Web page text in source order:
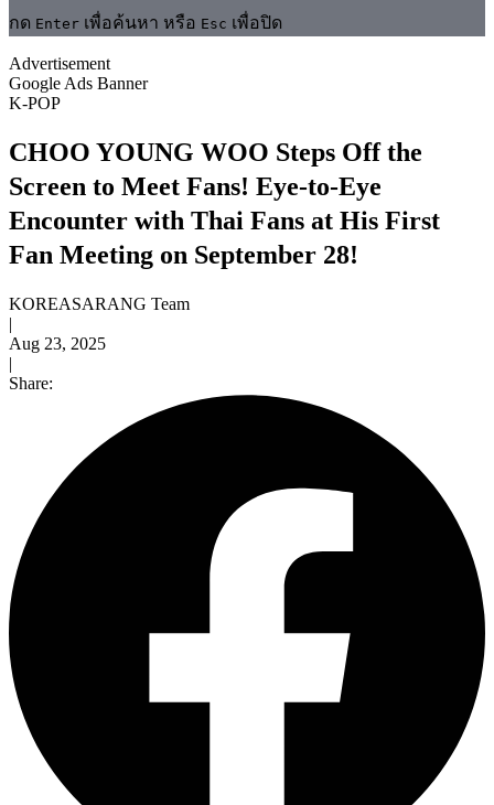
กด Enter เพื่อค้นหา หรือ Esc เพื่อปิด
Advertisement
Google Ads Banner
K-POP
CHOO YOUNG WOO Steps Off the
Screen to Meet Fans! Eye-to-Eye
Encounter with Thai Fans at His First
Fan Meeting on September 28!
KOREASARANG Team
|
Aug 23, 2025
|
Share: